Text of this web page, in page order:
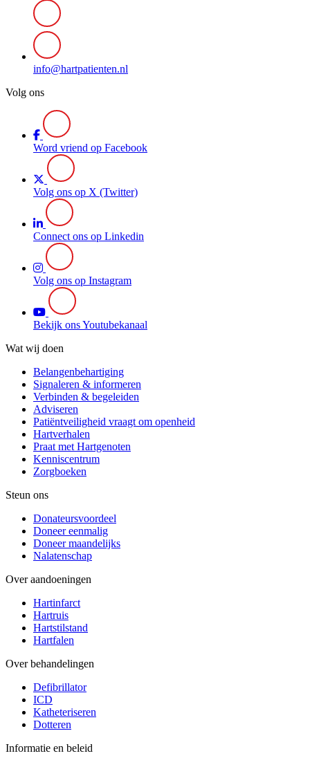
info@hartpatienten.nl
Volg ons
Word vriend op Facebook
Volg ons op X (Twitter)
Connect ons op Linkedin
Volg ons op Instagram
Bekijk ons Youtubekanaal
Wat wij doen
Belangenbehartiging
Signaleren & informeren
Verbinden & begeleiden
Adviseren
Patiëntveiligheid vraagt om openheid
Hartverhalen
Praat met Hartgenoten
Kenniscentrum
Zorgboeken
Steun ons
Donateursvoordeel
Doneer eenmalig
Doneer maandelijks
Nalatenschap
Over aandoeningen
Hartinfarct
Hartruis
Hartstilstand
Hartfalen
Over behandelingen
Defibrillator
ICD
Katheteriseren
Dotteren
Informatie en beleid